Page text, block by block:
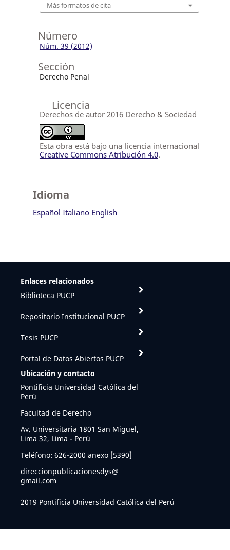
Más formatos de cita
Número
Núm. 39 (2012)
Sección
Derecho Penal
Licencia
Derechos de autor 2016 Derecho & Sociedad
Esta obra está bajo una licencia internacional
Creative Commons Atribución 4.0.
Idioma
Español Italiano English
Enlaces relacionados
Biblioteca PUCP
Repositorio Institucional PUCP
Tesis PUCP
Portal de Datos Abiertos PUCP
Ubicación y contacto
Pontificia Universidad Católica del
Perú
Facultad de Derecho
Av. Universitaria 1801 San Miguel,
Lima 32, Lima - Perú
Teléfono: 626-2000 anexo [5390]
direccionpublicacionesdys@
gmail.com
2019 Pontificia Universidad Católica del Perú